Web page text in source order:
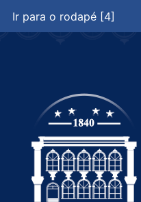
Ir para o rodapé [4]